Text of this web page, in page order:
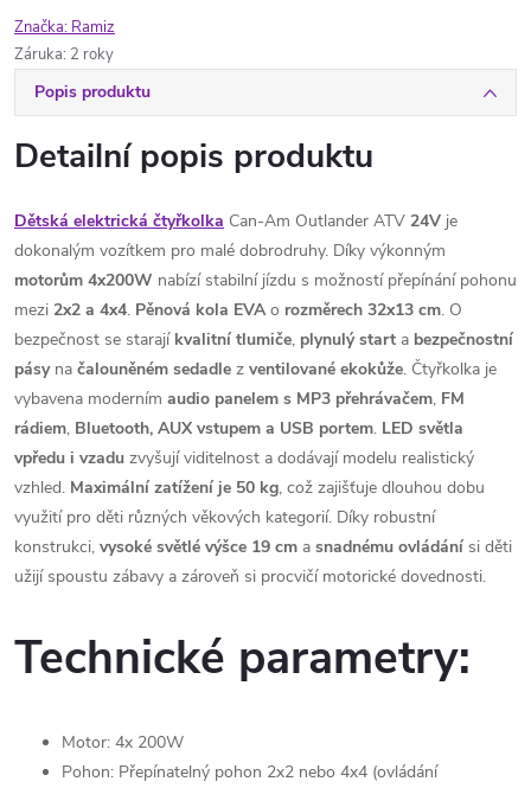
Značka: Ramiz
Záruka: 2 roky
Popis produktu
Detailní popis produktu
Dětská elektrická čtyřkolka Can-Am Outlander ATV 24V je
dokonalým vozítkem pro malé dobrodruhy. Díky výkonným
motorům 4x200W nabízí stabilní jízdu s možností přepínání pohonu
mezi 2x2 a 4x4. Pěnová kola EVAo rozměrech 32x13 cm. O
bezpečnost se starají kvalitní tlumiče, plynulý start a bezpečnostní
pásyna čalouněném sedadle z ventilované ekokůže. Čtyřkolka je
vybavena moderním audio panelem s MP3 přehrávačem, FM
rádiem, Bluetooth, AUX vstupem a USB portem. LED světla
vpředu i vzadu zvyšují viditelnost a dodávají modelu realistický
vzhled. Maximální zatížení je 50 kg, což zajišťuje dlouhou dobu
využití pro děti různých věkových kategorií. Díky robustní
konstrukci, vysoké světlé výšce 19 cm a snadnému ovládání si děti
užijí spoustu zábavy a zároveň si procvičí motorické dovednosti.
Technické parametry:
Motor: 4x 200W
Pohon: Přepínatelný pohon 2x2 nebo 4x4 (ovládání